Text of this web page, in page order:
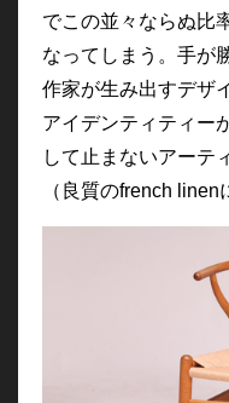
でこの並々ならぬ比
なってしまう。手が
作家が生み出すデザ
アイデンティティー
して止まないアーテ
（良質のfrench linen